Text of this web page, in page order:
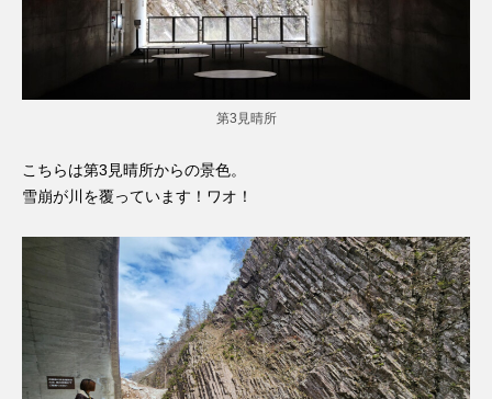
第3見晴所
こちらは第3見晴所からの景色。
雪崩が川を覆っています！ワオ！